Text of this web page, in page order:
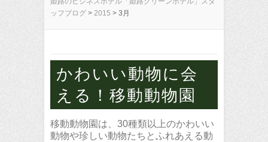
ッフブログ > 2015 > 3月
かわいい動物に会
える！移動動物園
移動動物園は、30種類以上のかわいい
動物や珍しい動物たちとふれあえる動